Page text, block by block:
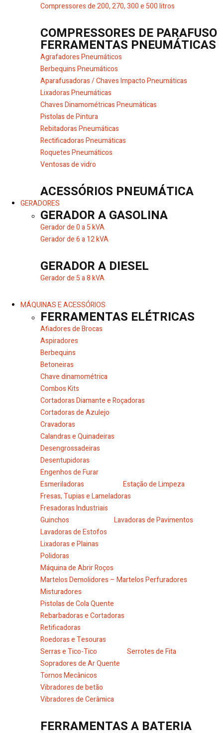
Compressores de 200, 270, 300 e 500 litros
COMPRESSORES DE PARAFUSO
FERRAMENTAS PNEUMÁTICAS
Agrafadores Pneumáticos
Berbequins Pneumáticos
Aparafusadoras / Chaves Impacto Pneumáticas
Lixadoras Pneumáticas
Chaves Dinamométricas Pneumáticas
Pistolas de Pintura
Rebitadoras Pneumáticas
Rectificadoras Pneumáticas
Roquetes Pneumáticos
Ventosas de vidro
ACESSÓRIOS PNEUMÁTICA
GERADORES
GERADOR A GASOLINA
Gerador de 0 a 5 kVA
Gerador de 6 a 12 kVA
GERADOR A DIESEL
Gerador de 5 a 8 kVA
MÁQUINAS E ACESSÓRIOS
FERRAMENTAS ELÉTRICAS
Afiadores de Brocas
Aspiradores
Berbequins
Betoneiras
Chave dinamométrica
Combos Kits
Cortadoras Diamante e Roçadoras
Cortadoras de Azulejo
Cravadoras
Calandras e Quinadeiras
Desengrossadeiras
Desentupidoras
Engenhos de Furar
Esmeriladoras
Estação de Limpeza
Fresas, Tupias e Lameladoras
Fresadoras Industriais
Guinchos
Lavadoras de Pavimentos
Lavadoras de Estofos
Lixadoras e Plainas
Polidoras
Máquina de Abrir Roços
Martelos Demolidores – Martelos Perfuradores
Misturadores
Pistolas de Cola Quente
Rebarbadoras e Cortadoras
Retificadoras
Roedoras e Tesouras
Serras e Tico-Tico
Serrotes de Fita
Sopradores de Ar Quente
Tornos Mecânicos
Vibradores de betão
Vibradores de Cerâmica
FERRAMENTAS A BATERIA